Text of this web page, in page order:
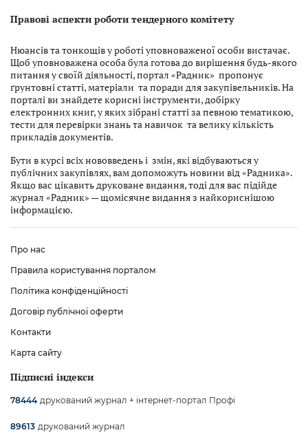
Правові аспекти роботи тендерного комітету
Нюансів та тонкощів у роботі уповноваженої особи вистачає.
Щоб уповноважена особа була готова до вирішення будь-якого
питання у своїй діяльності, портал «Радник» пропонує
ґрунтовні статті, матеріали та поради для закупівельників. На
порталі ви знайдете корисні інструменти, добірку
електронних книг, у яких зібрані статті за певною тематикою,
тести для перевірки знань та навичок та велику кількість
прикладів документів.
Бути в курсі всіх нововведень і змін, які відбуваються у
публічних закупівлях, вам допоможуть новини від «Радника».
Якщо вас цікавить друковане видання, тоді для вас підійде
журнал «Радник» — щомісячне видання з найкориснішою
інформацією.
Про нас
Правила користування порталом
Політика конфіденційності
Договір публічної оферти
Контакти
Карта сайту
Підписні індекси
78444 друкований журнал + інтернет-портал Профі
89613 друкований журнал